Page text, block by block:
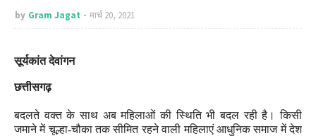
by Gram Jagat मार्च 20, 2021
सूर्यकांत देवांगन
छत्तीसगढ़
बदलते वक्त के साथ अब महिलाओं की स्थिति भी बदल रही है। किसी
जमाने में चूल्हा-चौका तक सीमित रहने वाली महिलाएं आधुनिक समाज में देश